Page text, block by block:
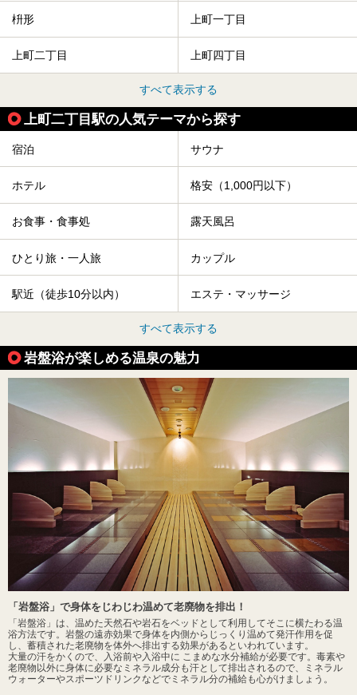
枡形 上町一丁目
上町二丁目 上町四丁目
すべて表示する
上町二丁目駅の人気テーマから探す
宿泊 サウナ
ホテル 格安（1,000円以下）
お食事・食事処 露天風呂
ひとり旅・一人旅 カップル
駅近（徒歩10分以内） エステ・マッサージ
すべて表示する
岩盤浴が楽しめる温泉の魅力
「岩盤浴」で身体をじわじわ温めて老廃物を排出！
「岩盤浴」は、温めた天然石や岩石をベッドとして利用してそこに横たわる温
浴方法です。岩盤の遠赤効果で身体を内側からじっくり温めて発汗作用を促
し、蓄積された老廃物を体外へ排出する効果があるといわれています。
大量の汗をかくので、入浴前や入浴中に こまめな水分補給が必要です。毒素や
老廃物以外に身体に必要なミネラル成分も汗として排出されるので、ミネラル
ウォーターやスポーツドリンクなどでミネラル分の補給も心がけましょう。